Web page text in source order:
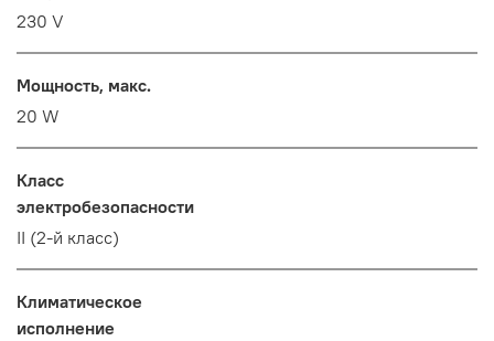
230 V
Мощность, макс.
20 W
Класс
электробезопасности
II (2-й класс)
Климатическое
исполнение